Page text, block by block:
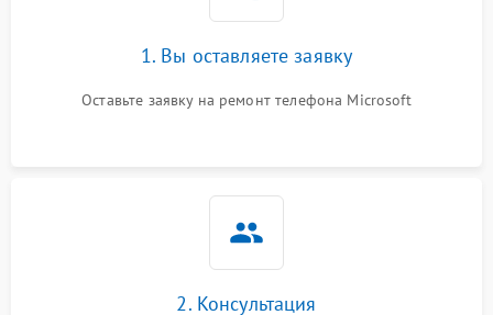
1. Вы оставляете заявку
Оставьте заявку на ремонт телефона Microsoft
2. Консультация